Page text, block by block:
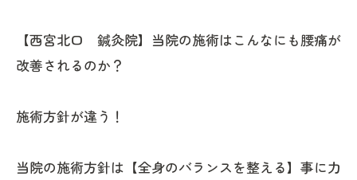
【西宮北口 鍼灸院】当院の施術はこんなにも腰痛が
改善されるのか？
施術方針が違う！
当院の施術方針は【全身のバランスを整える】事に力